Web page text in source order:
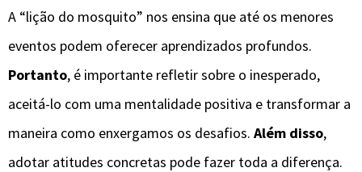
A “lição do mosquito” nos ensina que até os menores
eventos podem oferecer aprendizados profundos.
Portanto, é importante refletir sobre o inesperado,
aceitá-lo com uma mentalidade positiva e transformar a
maneira como enxergamos os desafios. Além disso,
adotar atitudes concretas pode fazer toda a diferença.